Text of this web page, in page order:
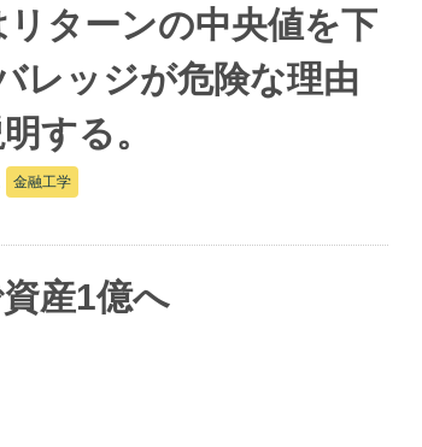
ターンの中央値を下
レッジが危険な理由
する。
金融工学
産1億へ